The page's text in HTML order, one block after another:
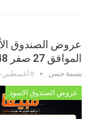
الموافق 27 صفر 1448
بسمة حسن 8 أغسطس 2026
عروض الصندوق الاسود